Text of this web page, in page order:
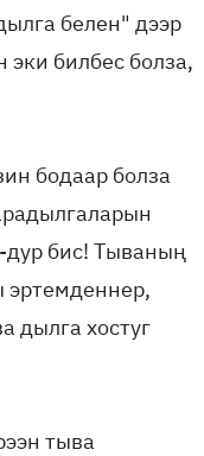
белен" дээр
билбес болза,
бодаар болза
дур бис! Тываның
эртемденнер,
дылга хостуг
тыва